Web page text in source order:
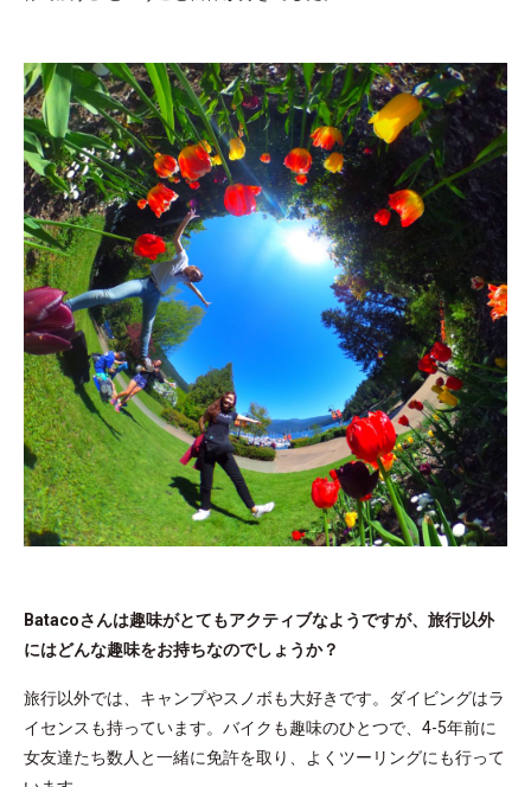
Batacoさんは趣味がとてもアクティブなようですが、旅行以外
にはどんな趣味をお持ちなのでしょうか？
旅行以外では、キャンプやスノボも大好きです。ダイビングはラ
イセンスも持っています。バイクも趣味のひとつで、4-5年前に
女友達たち数人と一緒に免許を取り、よくツーリングにも行って